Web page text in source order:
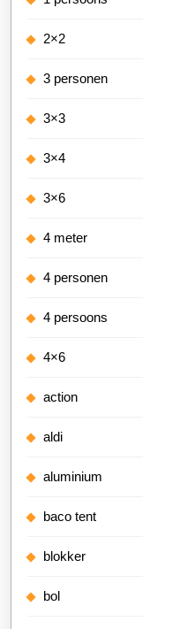
2×2
3 personen
3×3
3×4
3×6
4 meter
4 personen
4 persoons
4×6
action
aldi
aluminium
baco tent
blokker
bol